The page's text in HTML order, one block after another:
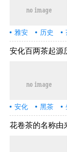
雅安 历史
中国
著名
民族
茶叶
安化百两茶起源
安化 黑茶
人们
作用
干燥
人体
花卷茶的名称由